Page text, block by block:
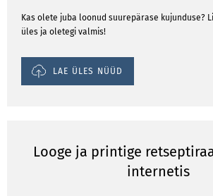
Kas olete juba loonud suurepärase kujunduse?
üles ja oletegi valmis!
LAE ÜLES NÜÜD
Looge ja printige
internetis